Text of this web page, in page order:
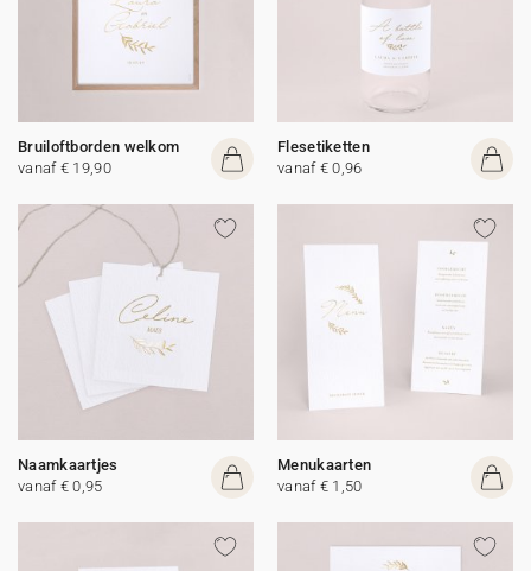
Bruiloftborden welkom
vanaf € 19,90
Flesetiketten
vanaf € 0,96
Naamkaartjes
vanaf € 0,95
Menukaarten
vanaf € 1,50